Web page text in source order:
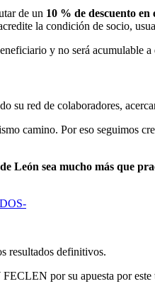
de un 10 % de descuento
la condición de socio,
y no será acumulable
red de colaboradores,
camino. Por eso seguimos
León sea mucho más que
definitivos.
por su apuesta por